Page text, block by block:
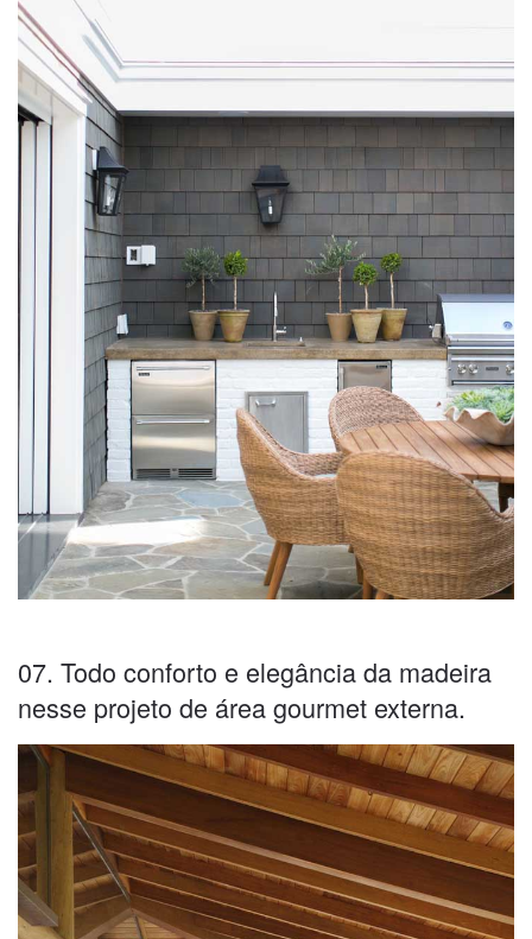
07. Todo conforto e elegância da madeira
nesse projeto de área gourmet externa.